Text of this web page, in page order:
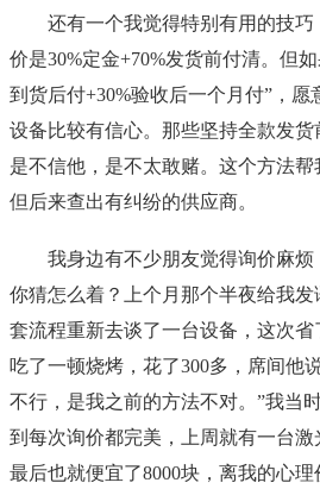
还有一个我觉得特别有用的技
价是30%定金+70%发货前付清。但
到货后付+30%验收后一个月付”，
设备比较有信心。那些坚持全款发
是不信他，是不太敢赌。这个方法
但后来查出有纠纷的供应商。
我身边有不少朋友觉得询价麻烦
你猜怎么着？上个月那个半夜给我
套流程重新去谈了一台设备，这次
吃了一顿烧烤，花了300多，席间他
不行，是我之前的方法不对。”我当
到每次询价都完美，上周就有一台激
最后也就便宜了8000块，离我的心